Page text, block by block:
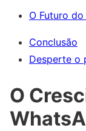
O Futuro
Conclusão
Desperte o
O